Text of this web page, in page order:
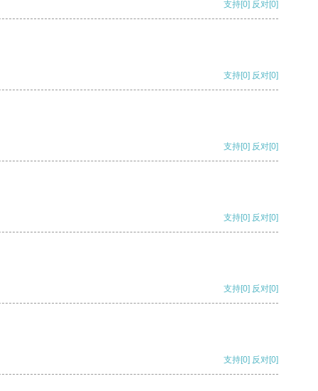
支持[0] 反对[0]
支持[0] 反对[0]
支持[0] 反对[0]
支持[0] 反对[0]
支持[0] 反对[0]
支持[0] 反对[0]